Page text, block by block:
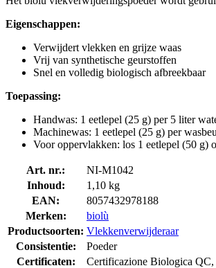
Eigenschappen:
Verwijdert vlekken en grijze waas
Vrij van synthetische geurstoffen
Snel en volledig biologisch afbreekbaar
Toepassing:
Handwas: 1 eetlepel (25 g) per 5 liter
Machinewas: 1 eetlepel (25 g) per
Voor oppervlakken: los 1 eetlepel (50 g)
Art. nr.:
NI-M1042
Inhoud:
1,10 kg
EAN:
8057432978188
Merken:
biolù
Productsoorten: Vlekkenverwijderaar
Consistentie:
Poeder
Certificaten:
Certificazione Biologica